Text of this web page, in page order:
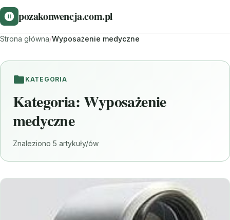
pozakonwencja.com.pl
Strona główna/Wyposażenie medyczne
KATEGORIA
Kategoria:Wyposażenie
medyczne
Znaleziono 5 artykuły/ów